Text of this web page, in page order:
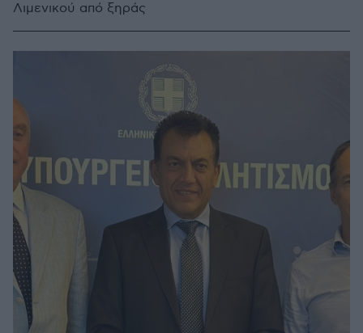
Λιμενικού από ξηράς